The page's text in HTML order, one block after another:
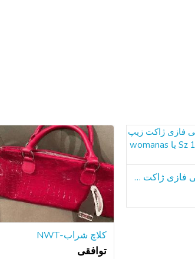
جبهه شمالی فازی ژاکت زیپ دختران Sz 14-16 یا womanas کوچک
کلاچ شراب-NWT
توافقی